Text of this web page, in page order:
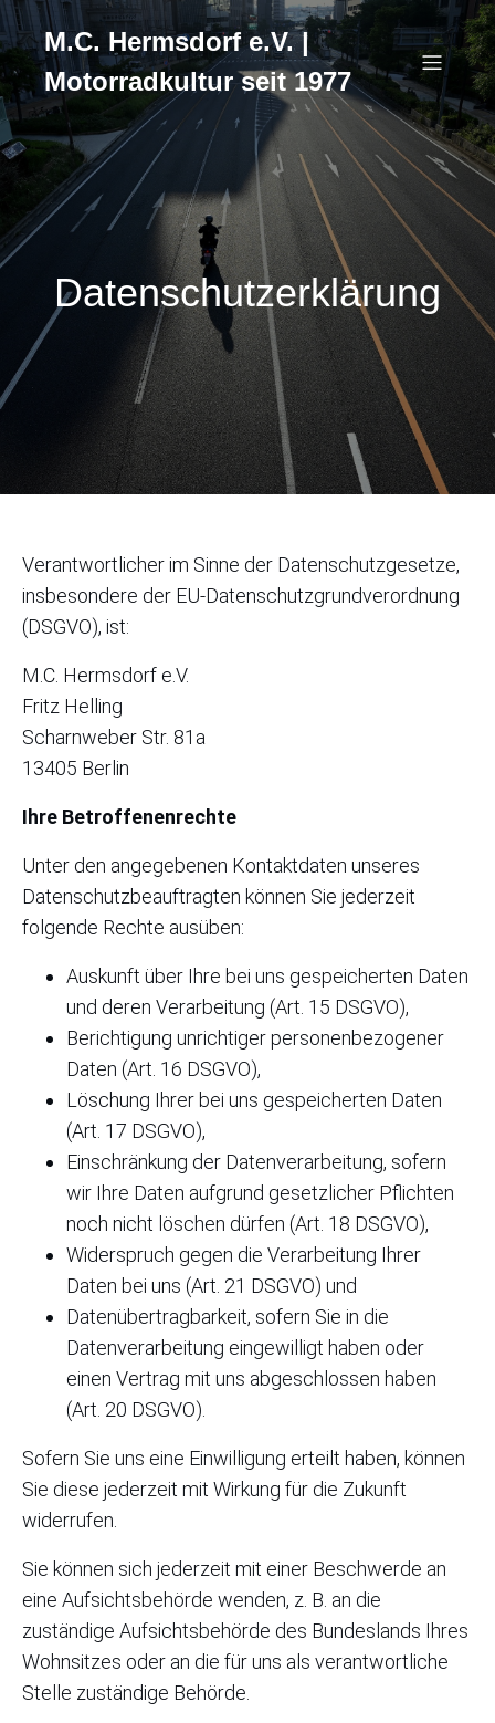
M.C. Hermsdorf e.V. |
Motorradkultur seit 1977
Datenschutzerklärung
Verantwortlicher im Sinne der Datenschutzgesetze,
insbesondere der EU-Datenschutzgrundverordnung
(DSGVO), ist:
M.C. Hermsdorf e.V.
Fritz Helling
Scharnweber Str. 81a
13405 Berlin
Ihre Betroffenenrechte
Unter den angegebenen Kontaktdaten unseres
Datenschutzbeauftragten können Sie jederzeit
folgende Rechte ausüben:
Auskunft über Ihre bei uns gespeicherten Daten
und deren Verarbeitung (Art. 15 DSGVO),
Berichtigung unrichtiger personenbezogener
Daten (Art. 16 DSGVO),
Löschung Ihrer bei uns gespeicherten Daten
(Art. 17 DSGVO),
Einschränkung der Datenverarbeitung, sofern
wir Ihre Daten aufgrund gesetzlicher Pflichten
noch nicht löschen dürfen (Art. 18 DSGVO),
Widerspruch gegen die Verarbeitung Ihrer
Daten bei uns (Art. 21 DSGVO) und
Datenübertragbarkeit, sofern Sie in die
Datenverarbeitung eingewilligt haben oder
einen Vertrag mit uns abgeschlossen haben
(Art. 20 DSGVO).
Sofern Sie uns eine Einwilligung erteilt haben, können
Sie diese jederzeit mit Wirkung für die Zukunft
widerrufen.
Sie können sich jederzeit mit einer Beschwerde an
eine Aufsichtsbehörde wenden, z. B. an die
zuständige Aufsichtsbehörde des Bundeslands Ihres
Wohnsitzes oder an die für uns als verantwortliche
Stelle zuständige Behörde.